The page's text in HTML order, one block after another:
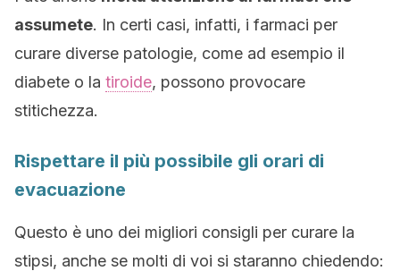
assumete. In certi casi, infatti, i farmaci per
curare diverse patologie, come ad esempio il
diabete o la tiroide, possono provocare
stitichezza.
Rispettare il più possibile gli orari di
evacuazione
Questo è uno dei migliori consigli per curare la
stipsi, anche se molti di voi si staranno chiedendo: